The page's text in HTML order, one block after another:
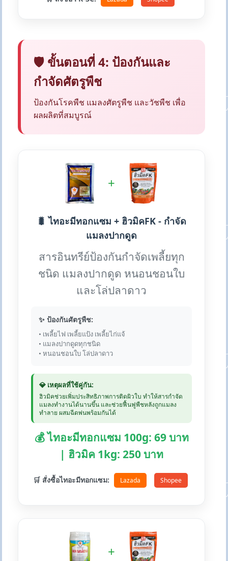
🛡️ ขั้นตอนที่ 4: ป้องกันและ
กำจัดศัตรูพืช
ป้องกันโรคพืช แมลงศัตรูพืช และวัชพืช เพื่อ
ผลผลิตที่สมบูรณ์
+
🐛 ไทอะมีทอกแซม + ฮิวมิคFK - กำจัด
แมลงปากดูด
สารอินทรีย์ป้องกันกำจัดเพลี้ยทุก
ชนิด แมลงปากดูด หนอนชอนใบ
และโล่ปลาดาว
✨ ป้องกันศัตรูพืช:
• เพลี้ยไฟ เพลี้ยแป้ง เพลี้ยไก่แจ้
• แมลงปากดูดทุกชนิด
• หนอนชอนใบ โล่ปลาดาว
💎 เหตุผลที่ใช้คู่กัน:
ฮิวมิคช่วยเพิ่มประสิทธิภาพการติดผิวใบ ทำให้สารกำจัด
แมลงทำงานได้นานขึ้น และช่วยฟื้นฟูพืชหลังถูกแมลง
ทำลาย ผสมฉีดพ่นพร้อมกันได้
💰 ไทอะมีทอกแซม 100g: 69 บาท
| ฮิวมิค 1kg: 250 บาท
🛒 สั่งซื้อไทอะมีทอกแซม: Lazada Shopee
+